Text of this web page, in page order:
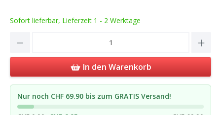
Sofort lieferbar, Lieferzeit 1 - 2 Werktage
Product Quantity: Enter the desired
In den Warenkorb
Nur noch CHF 69.90 bis zum GRATIS Versand!